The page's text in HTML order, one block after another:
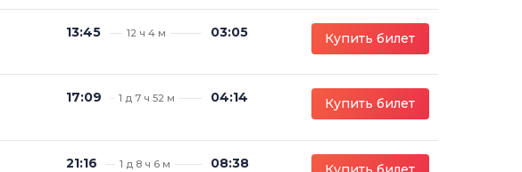
13:45 12 ч 4 м 03:05 Купить билет
17:09 1 д 7 ч 52 м 04:14 Купить билет
21:16 1 д 8 ч 6 м 08:38